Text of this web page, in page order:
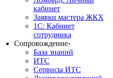
кабинет
Заявки мастера ЖКХ
1С: Кабинет
сотрудника
Сопровождение›
База знаний
ИТС
Сервисы ИТС